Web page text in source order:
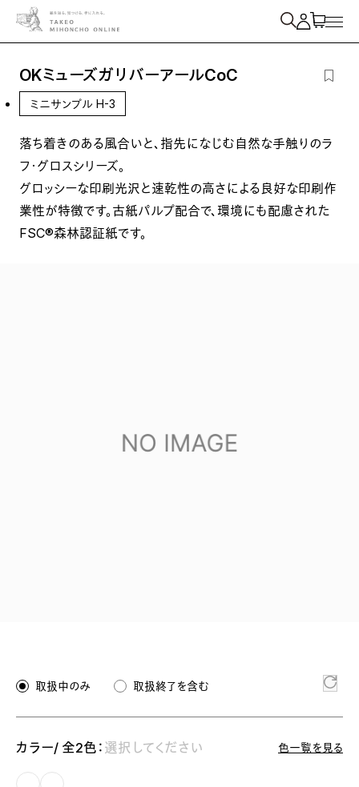
紙を検索
OKミューズガリバーアールCoC
ミニサンプル H-3
落ち着きのある風合いと、指先になじむ自然な手触りのラ
フ・グロスシリーズ。
グロッシーな印刷光沢と速乾性の高さによる良好な印刷作
業性が特徴です。古紙パルプ配合で、環境にも配慮された
FSC®森林認証紙です。
取扱中のみ 取扱終了を含む
カラー/ 全2色： 選択してください 色一覧を見る